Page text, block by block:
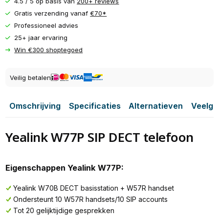
Gratis verzending vanaf€70*
Professioneel advies
25+ jaar ervaring
Win €300 shoptegoed
Veilig betalen
Omschrijving Specificaties Alternatieven
Yealink W77P SIP DECT telefoon
Eigenschappen Yealink W77P:
Yealink W70B DECT basisstation + W57R handset
Ondersteunt 10 W57R handsets/10 SIP accounts
Tot 20 gelijktijdige gesprekken